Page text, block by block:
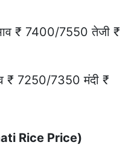
₹ 7400/7550 तेजी ₹
₹ 7250/7350 मंदी ₹
Rice Price)